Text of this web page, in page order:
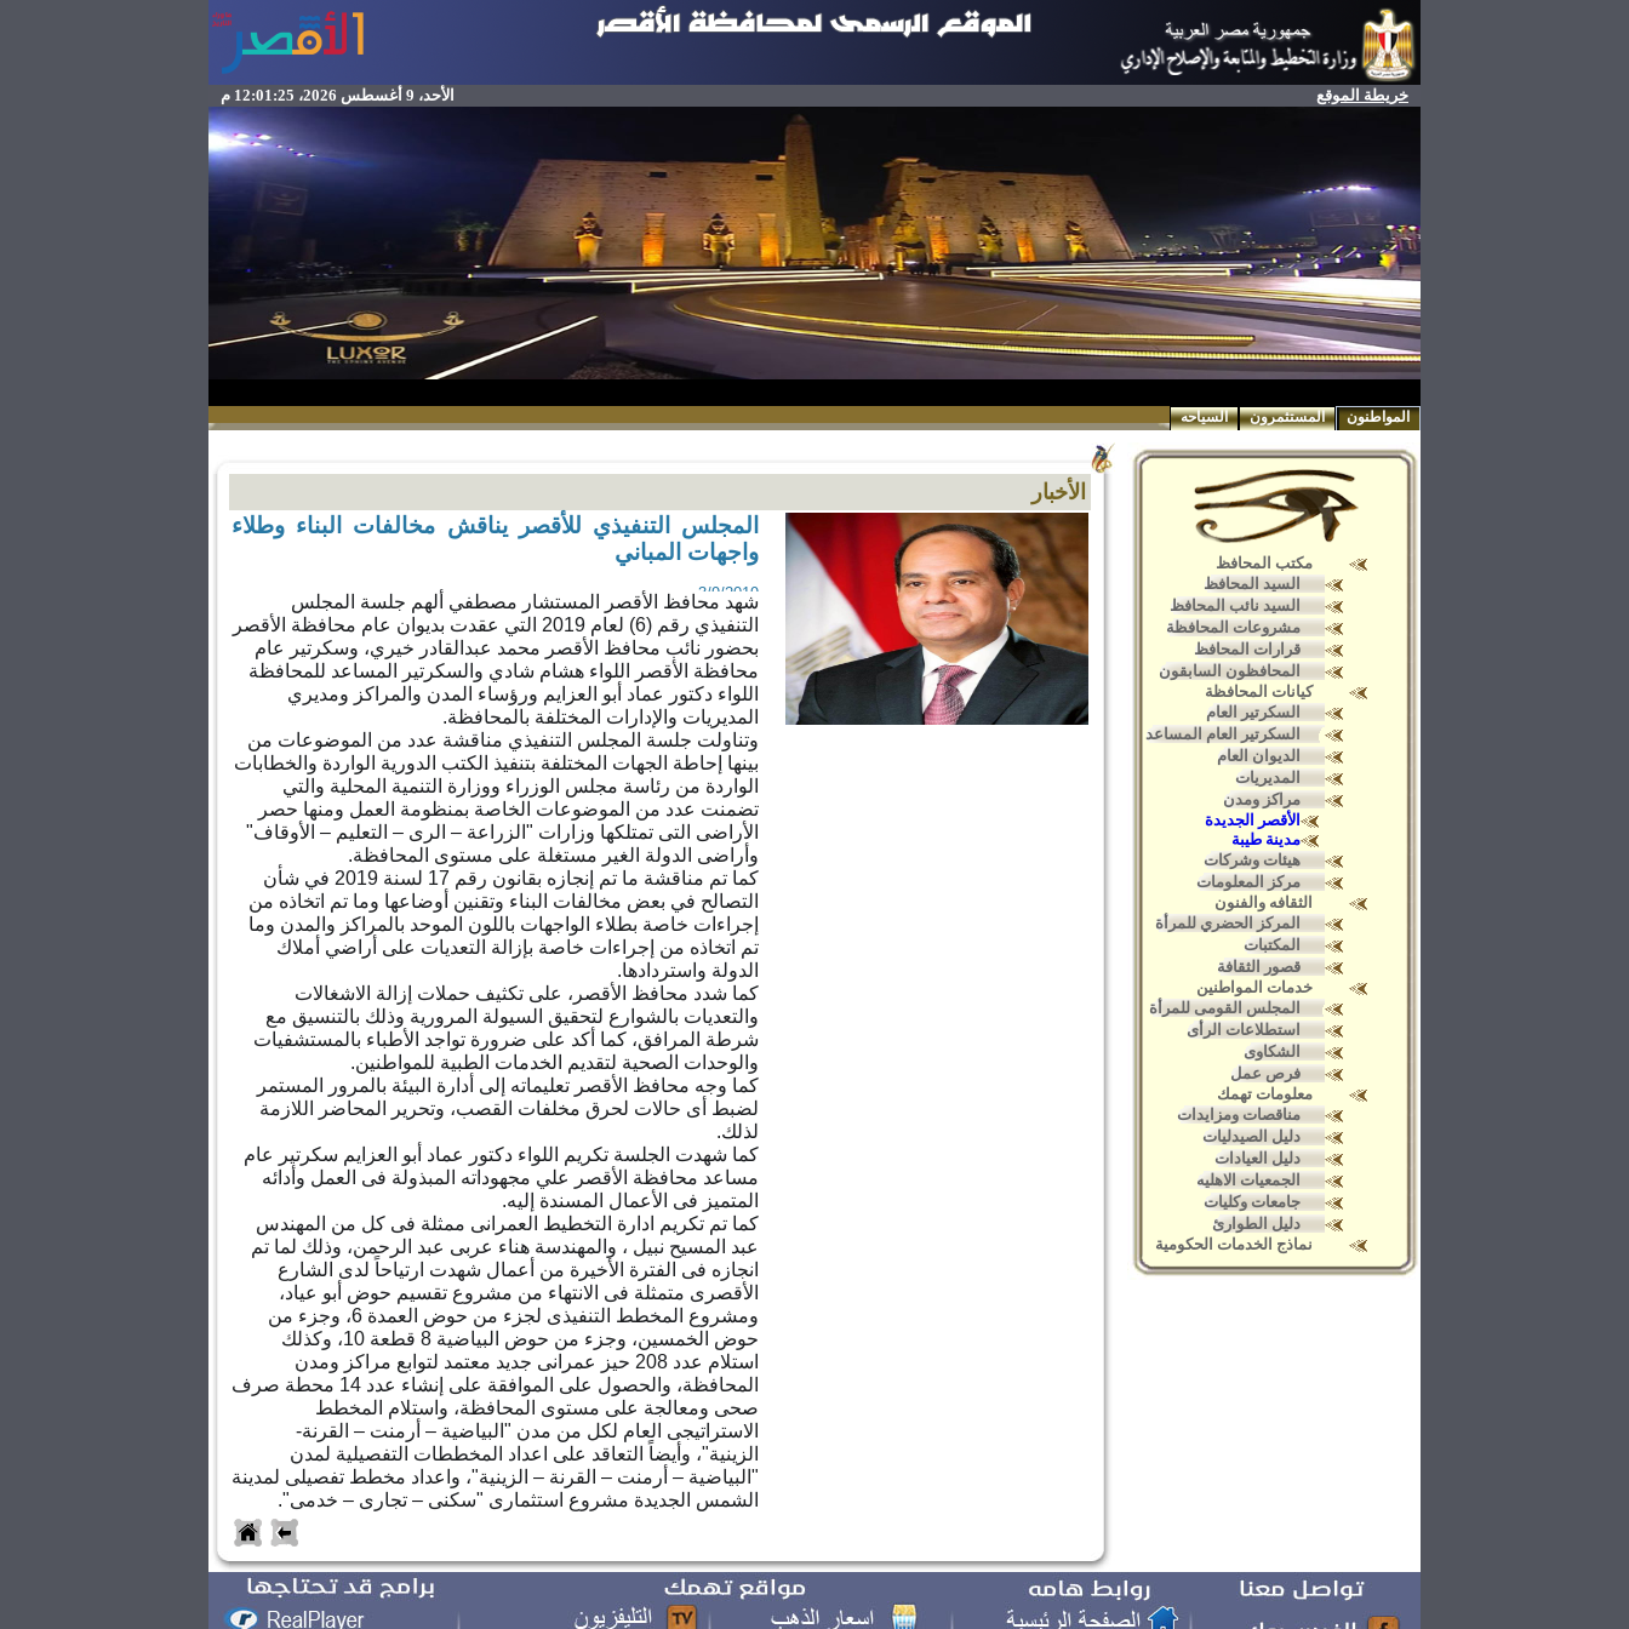
خريطة الموقع الأحد، 9 أغسطس 2026، 12:01:25 م
المواطنون المستثمرون السياحه
مكتب المحافظ
السيد المحافظ
السيد نائب المحافظ
مشروعات المحافظة
قرارات المحافظ
المحافظون السابقون
كيانات المحافظة
السكرتير العام
السكرتير العام المساعد
الديوان العام
المديريات
مراكز ومدن
الأقصر الجديدة
مدينة طيبة
هيئات وشركات
مركز المعلومات
الثقافه والفنون
المركز الحضري للمرأة
المكتبات
قصور الثقافة
خدمات المواطنين
المجلس القومى للمرأة
استطلاعات الرأى
الشكاوى
فرص عمل
معلومات تهمك
مناقصات ومزايدات
دليل الصيدليات
دليل العيادات
الجمعيات الاهليه
جامعات وكليات
دليل الطوارئ
نماذج الخدمات الحكومية
الأخبار
المجلس التنفيذي للأقصر يناقش مخالفات البناء وطلاء
واجهات المباني
3/9/2019
شهد محافظ الأقصر المستشار مصطفي ألهم جلسة المجلس
التنفيذي رقم (6) لعام 2019 التي عقدت بديوان عام محافظة الأقصر
بحضور نائب محافظ الأقصر محمد عبدالقادر خيري، وسكرتير عام
محافظة الأقصر اللواء هشام شادي والسكرتير المساعد للمحافظة
اللواء دكتور عماد أبو العزايم ورؤساء المدن والمراكز ومديري
المديريات والإدارات المختلفة بالمحافظة.
وتناولت جلسة المجلس التنفيذي مناقشة عدد من الموضوعات من
بينها إحاطة الجهات المختلفة بتنفيذ الكتب الدورية الواردة والخطابات
الواردة من رئاسة مجلس الوزراء ووزارة التنمية المحلية والتي
تضمنت عدد من الموضوعات الخاصة بمنظومة العمل ومنها حصر
الأراضى التى تمتلكها وزارات "الزراعة – الرى – التعليم – الأوقاف"
وأراضى الدولة الغير مستغلة على مستوى المحافظة.
كما تم مناقشة ما تم إنجازه بقانون رقم 17 لسنة 2019 في شأن
التصالح في بعض مخالفات البناء وتقنين أوضاعها وما تم اتخاذه من
إجراءات خاصة بطلاء الواجهات باللون الموحد بالمراكز والمدن وما
تم اتخاذه من إجراءات خاصة بإزالة التعديات على أراضي أملاك
الدولة واستردادها.
كما شدد محافظ الأقصر، على تكثيف حملات إزالة الاشغالات
والتعديات بالشوارع لتحقيق السيولة المرورية وذلك بالتنسيق مع
شرطة المرافق، كما أكد على ضرورة تواجد الأطباء بالمستشفيات
والوحدات الصحية لتقديم الخدمات الطبية للمواطنين.
كما وجه محافظ الأقصر تعليماته إلى أدارة البيئة بالمرور المستمر
لضبط أى حالات لحرق مخلفات القصب، وتحرير المحاضر اللازمة
لذلك.
كما شهدت الجلسة تكريم اللواء دكتور عماد أبو العزايم سكرتير عام
مساعد محافظة الأقصر علي مجهوداته المبذولة فى العمل وأدائه
المتميز فى الأعمال المسندة إليه.
كما تم تكريم ادارة التخطيط العمرانى ممثلة فى كل من المهندس
عبد المسيح نبيل ، والمهندسة هناء عربى عبد الرحمن، وذلك لما تم
انجازه فى الفترة الأخيرة من أعمال شهدت ارتياحاً لدى الشارع
الأقصرى متمثلة فى الانتهاء من مشروع تقسيم حوض أبو عياد،
ومشروع المخطط التنفيذى لجزء من حوض العمدة 6، وجزء من
حوض الخمسين، وجزء من حوض البياضية 8 قطعة 10، وكذلك
استلام عدد 208 حيز عمرانى جديد معتمد لتوابع مراكز ومدن
المحافظة، والحصول على الموافقة على إنشاء عدد 14 محطة صرف
صحى ومعالجة على مستوى المحافظة، واستلام المخطط
الاستراتيجى العام لكل من مدن "البياضية – أرمنت – القرنة-
الزينية"، وأيضاً التعاقد على اعداد المخططات التفصيلية لمدن
"البياضية – أرمنت – القرنة – الزينية"، واعداد مخطط تفصيلى لمدينة
الشمس الجديدة مشروع استثمارى "سكنى – تجارى – خدمى".